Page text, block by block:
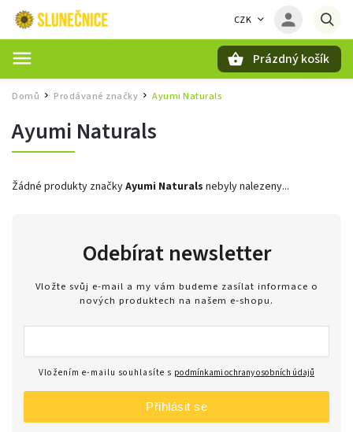
CZK
Prázdný košík
Domů / Prodávané značky / Ayumi Naturals
Ayumi Naturals
Žádné produkty značkyAyumi Naturals nebyly nalezeny...
Odebírat newsletter
Vložte svůj e-mail a my vám budeme zasílat informace o
nových produktech na našem e-shopu.
Vložením e-mailu souhlasíte s podmínkami ochrany osobních údajů
Přihlásit se